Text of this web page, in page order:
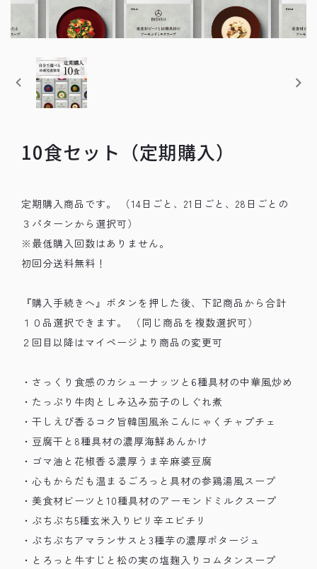
10食セット（定期購入）
定期購入商品です。 （14日ごと、21日ごと、28日ごとの
３パターンから選択可）
※最低購入回数はありません。
初回分送料無料！
『購入手続きへ』ボタンを押した後、下記商品から合計
１０品選択できます。 （同じ商品を複数選択可）
２回目以降はマイページより商品の変更可
・さっくり食感のカシューナッツと6種具材の中華風炒め
・たっぷり牛肉としみ込み茄子のしぐれ煮
・干しえび香るコク旨韓国風糸こんにゃくチャプチェ
・豆腐干と8種具材の濃厚海鮮あんかけ
・ゴマ油と花椒香る濃厚うま辛麻婆豆腐
・心もからだも温まるごろっと具材の参鶏湯風スープ
・美食材ビーツと10種具材のアーモンドミルクスープ
・ぷちぷち5種玄米入りピリ辛エビチリ
・ぷちぷちアマランサスと3種芋の濃厚ポタージュ
・とろっと牛すじと松の実の塩麹入りコムタンスープ